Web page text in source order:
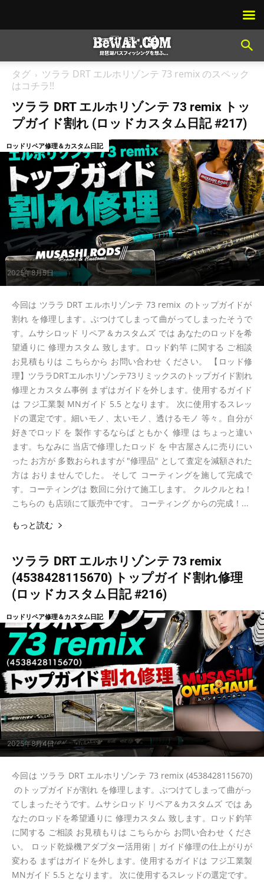
タグ
ツララ DRT エルホリゾンテ 73 remix のスペック
はコチラ!!
ツララ DRT エルホリゾンテ 73 remix トッ
プガイド割れ (ロッドカスタム日記 #217)
2025年8月5日
ロッドリペア修理＆カスタム日記
今回は ツララ DRT エルホリゾンテ 73 remix のトップガイドが
割れ を修理します。ぶつけてしまって曲がってしまったそうで
す。ムサシロッド リペア＆カスタムズ では あなたのロッドを希
望通りに 修理カスタム 致します。ロッド釣竿 に関する ご相談
お見積もりは こちらから お問い合わせ ください。 【ロッド修
理】ツララDRTエルホリゾンテ73リミックスのトップガイド割れ
修理とカスタム事例 まずはガイドを外します。使用するガイド
は フジ工業製 MNガイド 5.5 となります。 次に使用するスレッ
ドの選定です。細いモノ、太いモノ、透けるモノ 等々。自分が
好きでロッド を 製作 するならば ともかく 修理 は ちょっと違い
ます。ちなみに 当店で修理したロッド を 中古屋さんに売りにい
った お方が 多数おられますが "修理品" として査定を減額された
方は おりませんでした。 そして コーティングを施して完成で
す。コーティングは 数回に分けて施工します。 クルクルとね！
こちらの も店頭にて販売中です。 コーティング からの完成！...
もっと読む
ツララ DRT エルホリゾンテ 73 remix
(4538428115670) トップガイド割れ修理
(ロッドカスタム日記 #216)
2025年8月4日
ロッドリペア修理＆カスタム日記
今回は ツララ DRT エルホリゾンテ 73 remix (4538428115670)
のトップガイドが割れ を修理します。ぶつけてしまって曲がっ
てしまったそうです。ムサシロッド リペア＆カスタムズ では あ
なたのロッドを希望通りに 修理カスタム 致します。ロッド釣竿
に関する ご相談 お見積もりは こちらから お問い合わせ くださ
い。 ロッド乾燥機アダプター活用術｜ガイド修理の仕上がりが
変わる まずはガイドを外します。使用するガイドは フジ工業製
MNガイド 5.5 となります。 次に使用するスレッドの選定です。